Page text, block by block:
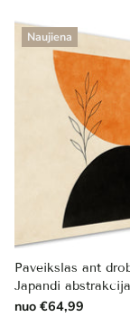
Naujiena
Paveikslas ant
Japandi
nuo €64,99